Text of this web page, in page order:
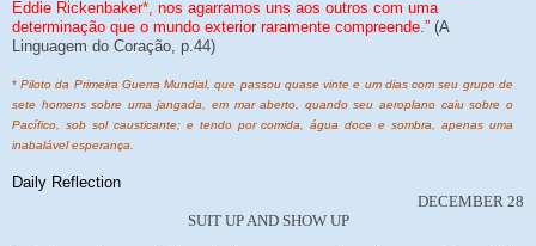
Eddie Rickenbaker* , nos agarramos uns aos outros com uma
determinação que o mundo exterior raramente compreende.” (A
Linguagem do Coração, p.44)
*Piloto da Primeira Guerra Mundial, que passou quase vinte e um dias com seu grupo de
sete homens sobre uma jangada, em mar aberto, quando seu aeroplano caiu sobre o
Pacífico, sob sol causticante; e tendo por comida, água doce e sombra, apenas uma
inabalável esperança.
Daily Reflection
DECEMBER 28
SUIT UP AND SHOW UP